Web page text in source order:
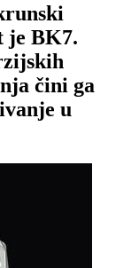
je BK7.
čini ga
u